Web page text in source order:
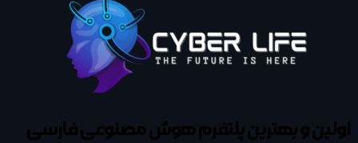
اولین و بهترین پلتفرمهوش مصنوعی فارسی